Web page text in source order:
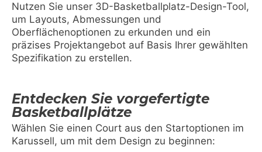
Nutzen Sie unser 3D-Basketballplatz-Design-Tool,
um Layouts, Abmessungen und
Oberflächenoptionen zu erkunden und ein
präzises Projektangebot auf Basis Ihrer gewählten
Spezifikation zu erstellen.
Entdecken Sie vorgefertigte
Basketballplätze
Wählen Sie einen Court aus den Startoptionen im
Karussell, um mit dem Design zu beginnen: